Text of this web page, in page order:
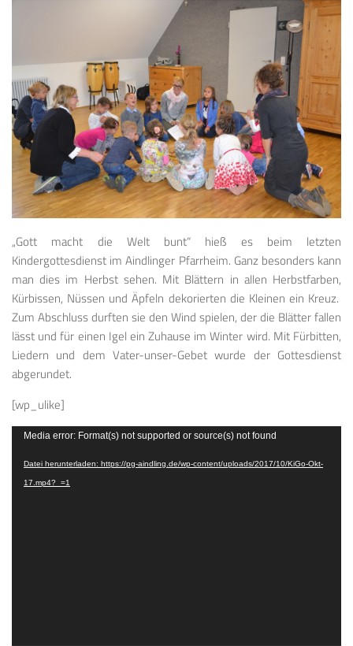
„Gott macht die Welt bunt“ hieß es beim letzten
Kindergottesdienst im Aindlinger Pfarrheim. Ganz besonders kann
man dies im Herbst sehen. Mit Blättern in allen Herbstfarben,
Kürbissen, Nüssen und Äpfeln dekorierten die Kleinen ein Kreuz.
Zum Abschluss durften sie den Wind spielen, der die Blätter fallen
lässt und für einen Igel ein Zuhause im Winter wird. Mit Fürbitten,
Liedern und dem Vater-unser-Gebet wurde der Gottesdienst
abgerundet.
[wp_ulike]
Video-
Media error: Format(s) not supported or source(s) not found
Datei herunterladen: https://pg-aindling.de/wp-content/uploads/2017/10/KiGo-Okt-
17.mp4?_=1